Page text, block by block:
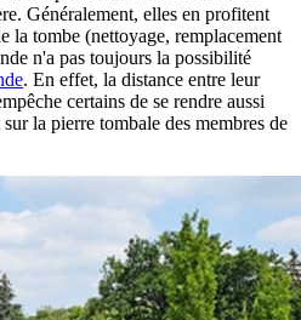
Généralement, elles en profitent
la tombe (nettoyage, remplacement
n'a pas toujours la possibilité
. En effet, la distance entre leur
certains de se rendre aussi
la pierre tombale des membres de